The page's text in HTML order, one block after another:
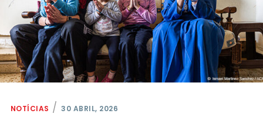
NOTÍCIAS 30 ABRIL, 2026